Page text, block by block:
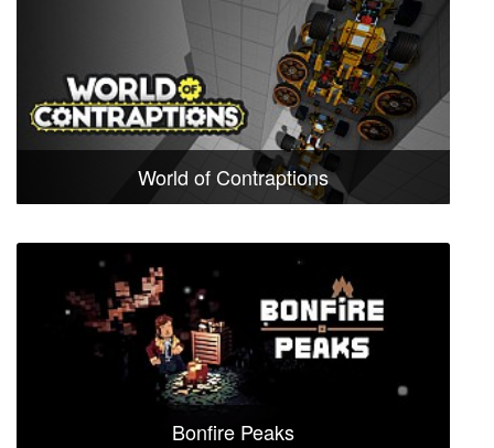
World of Contraptions
Bonfire Peaks